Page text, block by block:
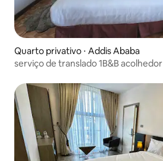
Quarto privativo ⋅ Addis Ababa
serviço de translado 1B&B acolhedor